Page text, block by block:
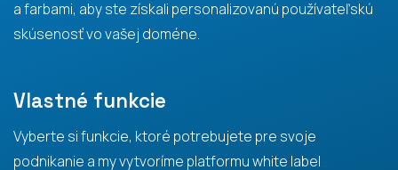
a farbami, aby ste získali personalizovanú používateľskú
skúsenosť vo vašej doméne.
Vlastné funkcie
Vyberte si funkcie, ktoré potrebujete pre svoje
podnikanie a my vytvoríme platformu white label